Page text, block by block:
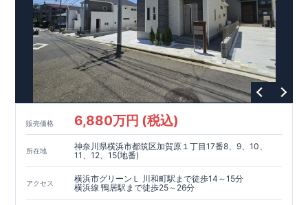
能を評価されています！図面を第三者機関へ提出します。外部
評価委員が建設中に3 回、竣工時に
回の現場検査が行われま
す。構造の安定・劣化の軽減・維持管理への配慮・温熱環境・
エネルギー消費量の必須4分野、空気環境で、最高等級取得！
耐震等級3 もっと詳しく 東栄住宅の建物は、国が定めた耐
震最高等級3を取得。建築基準法に定められた、｢数百年に一度
発生する地震に対して、倒壊、崩壊しない｣という基準から、さ
らに1.5倍の耐震力を達成しています。 ■耐風等級2 災害時の損
傷の受けにくさを評価されています。建築基準法に定められて
いる暴風による力（500年に 1度）のさらに
も損傷を生じないことで耐風最高等級2を取得しています。 ■自
社一貫体制もっと詳しく 東栄住宅は土地の仕入れ、設計、施
アフターサポートもっと詳しく 快適に暮らす
ことができる住宅の品質を長期にわたり維持するには、定期的
な点検を実施することが重要です。 最大60年間の保証制度がご
当社こだわりの空間アイディアを ショート動画で
ご紹介しています。 ここをクリッ ク
販売価格 6,880万円 (税込)
所在地
神奈川県横浜市都筑区加賀原１丁目17番8、9、10、
11、12、15(地番)
アクセス
横浜市グリーンＬ 川和町駅まで徒歩14～15分
横浜線 鴨居駅まで徒歩25～26分